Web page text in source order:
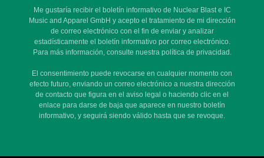
Me gustaría recibir el boletín informativo de Nuclear Blast e IC
Music and Apparel GmbH y acepto el tratamiento de mi dirección
de correo electrónico con el fin de enviar y analizar
estadísticamente el boletín informativo por correo electrónico.
Para más información, consulte nuestra política de privacidad.
El consentimiento puede revocarse en cualquier momento con
efecto futuro, enviando un correo electrónico a nuestra dirección
de contacto que figura en el aviso legal o haciendo clic en el
enlace para darse de baja que aparece en nuestro boletín
informativo, y seguirá siendo válido hasta que se revoque.